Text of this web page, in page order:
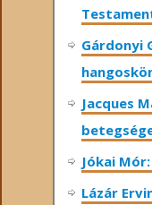
Gárdonyi
Jacques
Jókai
Lázár